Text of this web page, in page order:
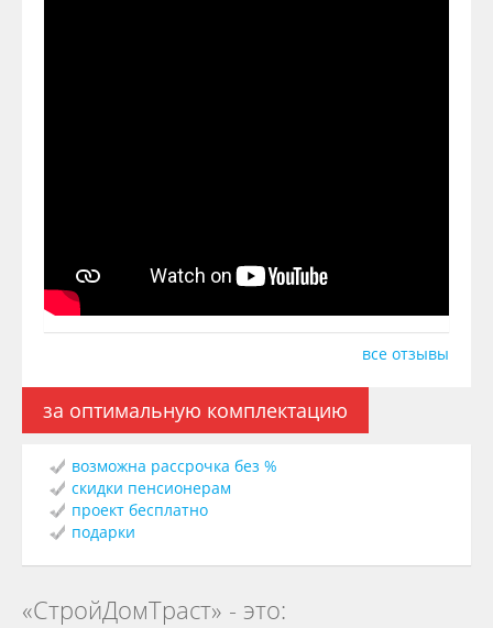
все отзывы
за оптимальную комплектацию
возможна рассрочка без %
скидки пенсионерам
проект бесплатно
подарки
«СтройДомТраст» - это: